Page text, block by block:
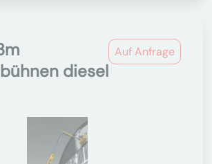
Auf Anfrage
diesel